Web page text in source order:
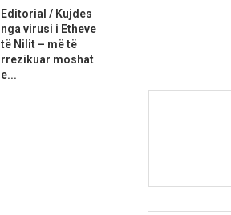
Editorial / Kujdes
nga virusi i Etheve
të Nilit – më të
rrezikuar moshat
e...